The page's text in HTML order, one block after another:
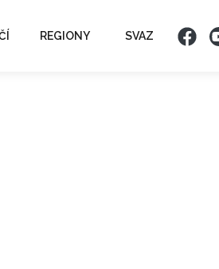
REGIONY SVAZ